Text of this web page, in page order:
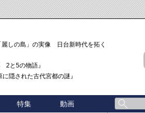
しの島」の実像 日台新時代を拓く「3
2と5の物語』
隠された古代宮都の謎』
特集 動画